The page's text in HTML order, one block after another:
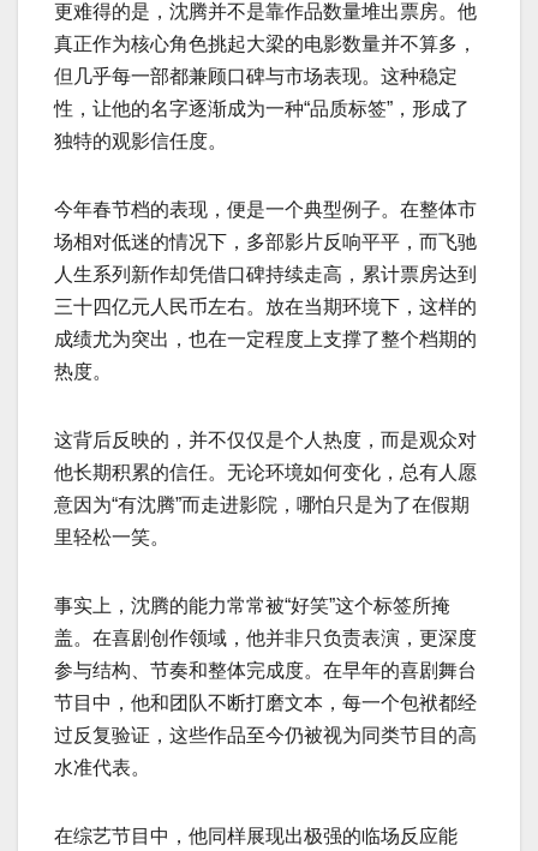
更难得的是，沈腾并不是靠作品数量堆出票房。他
真正作为核心角色挑起大梁的电影数量并不算多，
但几乎每一部都兼顾口碑与市场表现。这种稳定
性，让他的名字逐渐成为一种“品质标签”，形成了
独特的观影信任度。
今年春节档的表现，便是一个典型例子。在整体市
场相对低迷的情况下，多部影片反响平平，而飞驰
人生系列新作却凭借口碑持续走高，累计票房达到
三十四亿元人民币左右。放在当期环境下，这样的
成绩尤为突出，也在一定程度上支撑了整个档期的
热度。
这背后反映的，并不仅仅是个人热度，而是观众对
他长期积累的信任。无论环境如何变化，总有人愿
意因为“有沈腾”而走进影院，哪怕只是为了在假期
里轻松一笑。
事实上，沈腾的能力常常被“好笑”这个标签所掩
盖。在喜剧创作领域，他并非只负责表演，更深度
参与结构、节奏和整体完成度。在早年的喜剧舞台
节目中，他和团队不断打磨文本，每一个包袱都经
过反复验证，这些作品至今仍被视为同类节目的高
水准代表。
在综艺节目中，他同样展现出极强的临场反应能